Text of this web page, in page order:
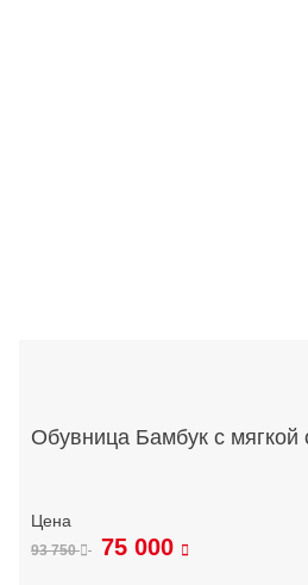
Обувница Бамбук с мягкой
93 750 75 000